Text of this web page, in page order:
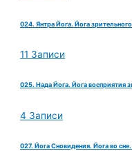
024. Янтра Йога. Йога
11 Записи
025. Нада Йога. Йога восприятия
4 Записи
027. Йога Сновидения. Йога во